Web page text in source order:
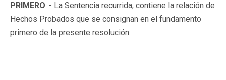
PRIMERO .- La Sentencia recurrida, contiene la relación de
Hechos Probados que se consignan en el fundamento
primero de la presente resolución.